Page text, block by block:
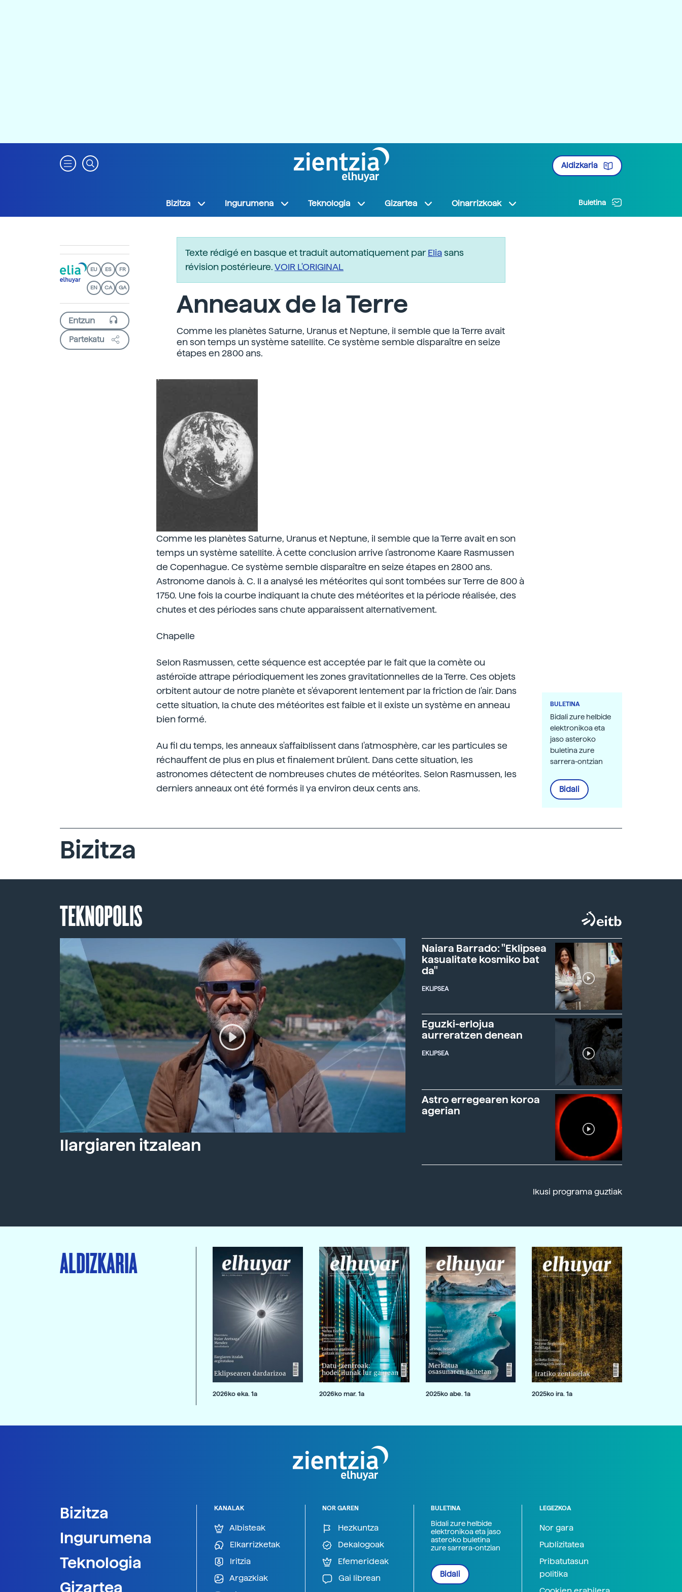
Aldizkaria
Bizitza Ingurumena Teknologia Gizartea Oinarrizkoak Buletina
EU ES FR
EN CA GA
Partekatu
Texte rédigé en basque et traduit automatiquement parEliasans
révision postérieure.VOIR L'ORIGINAL
Anneaux de la Terre
Comme les planètes Saturne, Uranus et Neptune, il semble que la Terre avait
en son temps un système satellite. Ce système semble disparaître en seize
étapes en 2800 ans.
Comme les planètes Saturne, Uranus et Neptune, il semble que la Terre avait en son
temps un système satellite. À cette conclusion arrive l'astronome Kaare Rasmussen
de Copenhague. Ce système semble disparaître en seize étapes en 2800 ans.
Astronome danois à. C. Il a analysé les météorites qui sont tombées sur Terre de 800 à
1750. Une fois la courbe indiquant la chute des météorites et la période réalisée, des
chutes et des périodes sans chute apparaissent alternativement.
Chapelle
Selon Rasmussen, cette séquence est acceptée par le fait que la comète ou
astéroïde attrape périodiquement les zones gravitationnelles de la Terre. Ces objets
orbitent autour de notre planète et s'évaporent lentement par la friction de l'air. Dans
cette situation, la chute des météorites est faible et il existe un système en anneau
bien formé.
Au fil du temps, les anneaux s'affaiblissent dans l'atmosphère, car les particules se
réchauffent de plus en plus et finalement brûlent. Dans cette situation, les
astronomes détectent de nombreuses chutes de météorites. Selon Rasmussen, les
derniers anneaux ont été formés il ya environ deux cents ans.
BULETINA
Bidali zure helbide
elektronikoa eta
jaso asteroko
buletina zure
sarrera-ontzian
Bidali
Bizitza
TEKNOPOLIS
Ilargiaren itzalean
Naiara Barrado: "Eklipsea
kasualitate kosmiko bat
da"
EKLIPSEA
Eguzki-erlojua
aurreratzen denean
EKLIPSEA
Astro erregearen koroa
agerian
Ikusi programa guztiak
ALDIZKARIA
2026ko eka. 1a 2026ko mar. 1a 2025ko abe. 1a 2025ko ira. 1a
Bizitza
Ingurumena
Teknologia
Gizartea
KANALAK
Albisteak
Elkarrizketak
Iritzia
Argazkiak
NOR GAREN
Hezkuntza
Dekalogoak
Efemerideak
Gai librean
BULETINA
Bidali zure helbide
elektronikoa eta jaso
asteroko buletina
zure sarrera-ontzian
Bidali
LEGEZKOA
Nor gara
Publizitatea
Pribatutasun
politika